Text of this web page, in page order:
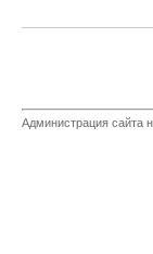
Администрация сайта